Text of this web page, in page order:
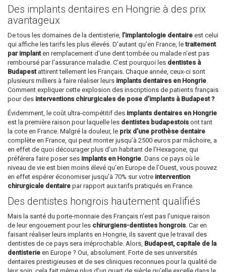
Des implants dentaires en Hongrie à des prix
avantageux
De tous les domaines de la dentisterie, l’implantologie dentaire est celui
qui affiche les tarifs les plus élevés. D’autant qu’en France, letraitement
par implanten remplacement d’une dent tombée ou malade n’est pas
remboursé par l’assurance maladie. C’est pourquoi les dentistes à
Budapestattirent tellement les Français. Chaque année, ceux-ci sont
plusieurs milliers à faire réaliser leurs implants dentaires en Hongrie.
Comment expliquer cette explosion des inscriptions de patients français
pour des interventions chirurgicales de pose d’implants à Budapest ?
Évidemment, le coût ultra-compétitif des implants dentaires en Hongrie
est la première raison pour laquelle les dentistes budapestois ont tant
la cote en France. Malgré la douleur, le prix d’une prothèse dentaire
complète en France, qui peut monter jusqu’à 2500 euros par mâchoire, a
en effet de quoi décourager plus d’un habitant de l’Hexagone, qui
préférera faire poser ses implants en Hongrie. Dans ce pays où le
niveau de vie est bien moins élevé qu’en Europe de l’Ouest, vous pouvez
en effet espérer économiser jusqu’à 70% sur votre intervention
chirurgicale dentaire par rapport aux tarifs pratiqués en France.
Des dentistes hongrois hautement qualifiés
Mais la santé du porte-monnaie des Français n’est pas l’unique raison
de leur engouement pour les chirurgiens-dentistes hongrois. Car en
faisant réaliser leurs implants en Hongrie, ils savent que le travail des
dentistes de ce pays sera irréprochable. Alors, Budapest, capitale de la
dentisterie en Europe ? Oui, absolument. Forte de ses universités
dentaires prestigieuses et de ses cliniques reconnues pour la qualité de